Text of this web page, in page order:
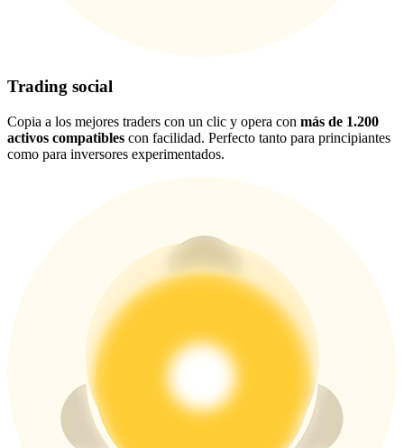
Crypto World Cup 2026: Grand Finale
77,777+3k Rewards
Más eventos
Gana premios y recompensas exclusivas
Centro de recompensas
Inscribirse
Trading social
Copia a los mejores traders con un clic y opera con más de 1.200
activos compatibles con facilidad. Perfecto tanto para principiantes
como para inversores experimentados.